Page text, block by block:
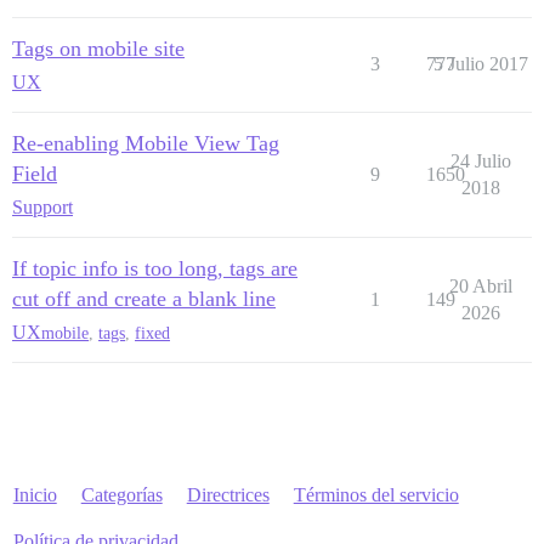
Tags on mobile site
UX
3 777
5 Julio 2017
Re-enabling Mobile View Tag
Field
Support
9 1650
24 Julio
2018
If topic info is too long, tags are
cut off and create a blank line
UXmobile tags fixed
1 149
20 Abril
2026
Inicio Categorías Directrices Términos del servicio